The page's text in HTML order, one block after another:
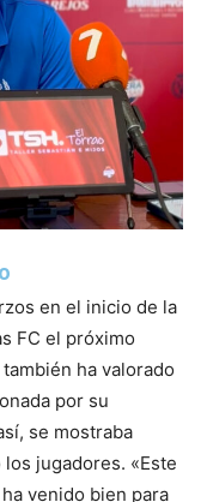
en el inicio de la
FC el próximo
ha valorado
por su
se mostraba
jugadores. «Este
venido bien para